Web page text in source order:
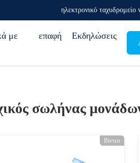
ηλεκτρονικό
με
επαφή Εκδηλώσεις
σωλήνας
Βίντεο